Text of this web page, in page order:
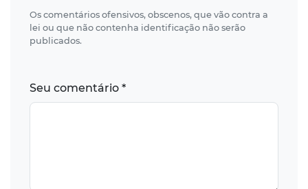
Os comentários ofensivos, obscenos, que vão contra a
lei ou que não contenha identificação não serão
publicados.
Seu comentário *